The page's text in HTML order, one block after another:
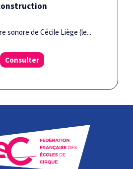
sonore de Cécile Liège (le...
Consulter